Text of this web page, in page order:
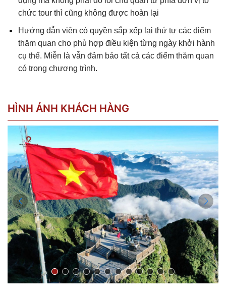
chức tour thì cũng không được hoàn lại
Hướng dẫn viên có quyền sắp xếp lại thứ tự các điểm
thăm quan cho phù hợp điều kiện từng ngày khởi hành
cụ thể. Miễn là vẫn đảm bảo tất cả các điểm thăm quan
có trong chương trình.
HÌNH ẢNH KHÁCH HÀNG